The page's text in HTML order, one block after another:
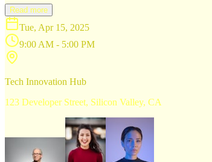
Read more
Tue, Apr 15, 2025
9:00 AM - 5:00 PM
Tech Innovation Hub
123 Developer Street, Silicon Valley, CA